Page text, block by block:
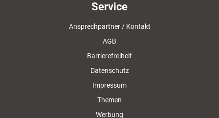
Service
Ansprechpartner / Kontakt
AGB
Barrierefreiheit
Datenschutz
Impressum
Themen
Werbung